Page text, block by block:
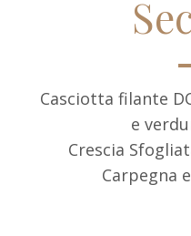
Casciotta filante
e
Crescia
Carpegna